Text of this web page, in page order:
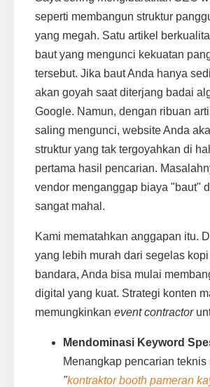
seperti membangun struktur
yang megah. Satu artikel
baut yang mengunci kekuatan
tersebut. Jika baut Anda hanya
akan goyah saat diterjang badai
Google. Namun, dengan ribuan
saling mengunci, website Anda
struktur yang tak tergoyahkan di
pertama hasil pencarian.
vendor menganggap biaya "baut"
sangat mahal.
Kami mematahkan anggapan itu.
yang lebih murah dari segelas kopi
bandara, Anda bisa mulai
digital yang kuat. Strategi konten
memungkinkan event contractor
Mendominasi Keyword
Menangkap pencarian teknis
"kontraktor booth pameran